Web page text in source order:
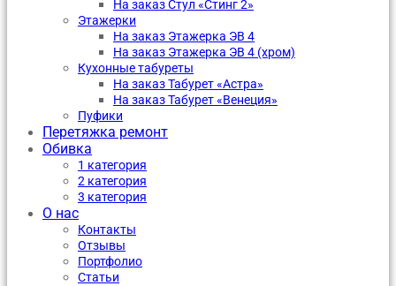
На заказ Стул «Стинг 2»
Этажерки
На заказ Этажерка ЭВ 4
На заказ Этажерка ЭВ 4 (хром)
Кухонные табуреты
На заказ Табурет «Астра»
На заказ Табурет «Венеция»
Пуфики
Перетяжка ремонт
Обивка
1 категория
2 категория
3 категория
О нас
Контакты
Отзывы
Портфолио
Статьи